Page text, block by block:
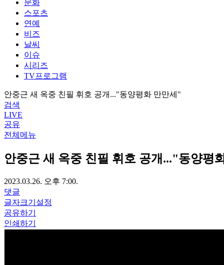
문화
스포츠
연예
비즈
날씨
이슈
시리즈
TV프로그램
안중근 새 옥중 친필 휘호 공개..."동양평화 만만세"
검색
LIVE
공유
전체메뉴
안중근 새 옥중 친필 휘호 공개..."동양평
2023.03.26. 오후 7:00.
댓글
글자크기설정
공유하기
인쇄하기